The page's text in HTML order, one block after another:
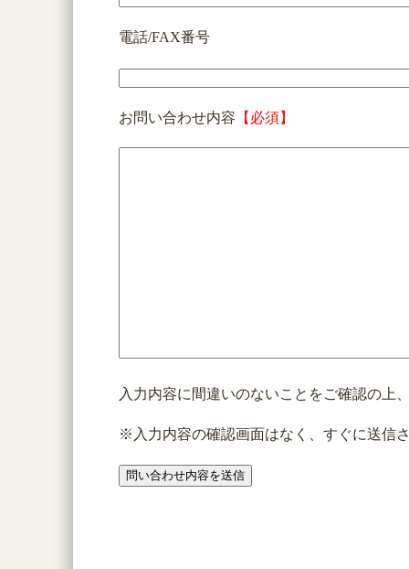
電話/FAX番号
お問い合わせ内容 【必須】
入力内容に間違いのないことをご確認の上
※入力内容の確認画面はなく、すぐに送信